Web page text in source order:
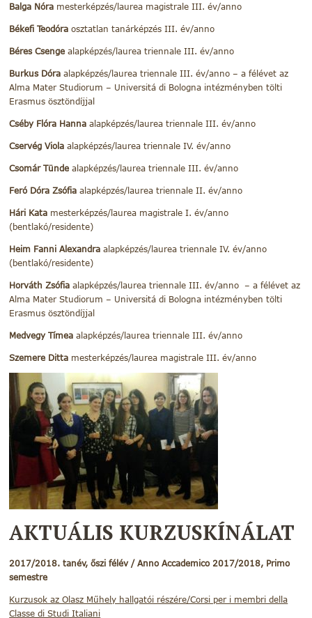
Balga Nóra mesterképzés/laurea magistrale III. év/anno
Békefi Teodóra osztatlan tanárképzés III. év/anno
Béres Csenge alapképzés/laurea triennale III. év/anno
Burkus Dóra alapképzés/laurea triennale III. év/anno – a félévet az
Alma Mater Studiorum – Universitá di Bologna intézményben tölti
Erasmus ösztöndíjjal
Cséby Flóra Hanna alapképzés/laurea triennale III. év/anno
Cservég Viola alapképzés/laurea triennale IV. év/anno
Csomár Tünde alapképzés/laurea triennale III. év/anno
Feró Dóra Zsófia alapképzés/laurea triennale II. év/anno
Hári Kata mesterképzés/laurea magistrale I. év/anno
(bentlakó/residente)
Heim Fanni Alexandraalapképzés/laurea triennale IV. év/anno
(bentlakó/residente)
Horváth Zsófia alapképzés/laurea triennale III. év/anno – a félévet az
Alma Mater Studiorum – Universitá di Bologna intézményben tölti
Erasmus ösztöndíjjal
Medvegy Tímea alapképzés/laurea triennale III. év/anno
Szemere Ditta mesterképzés/laurea magistrale III. év/anno
AKTUÁLIS KURZUSKÍNÁLAT
2017/2018. tanév, őszi félév / Anno Accademico 2017/2018, Primo
semestre
Kurzusok az Olasz Műhely hallgatói részére/Corsi per i membri della
Classe di Studi Italiani